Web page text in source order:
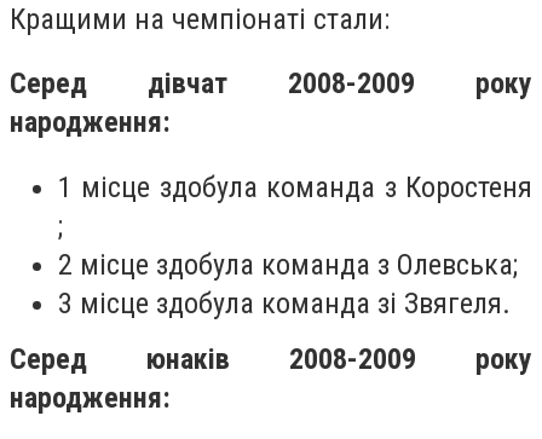
Кращими на чемпіонаті стали:
Серед дівчат 2008-2009 року
народження:
1 місце здобула команда з Коростеня
;
2 місце здобула команда з Олевська;
3 місце здобула команда зі Звягеля.
Серед юнаків 2008-2009 року
народження: